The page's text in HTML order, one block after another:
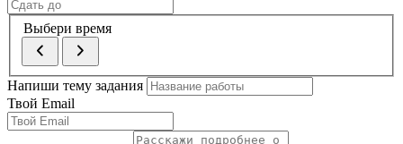
Выбери время
Напиши тему задания
Твой Email